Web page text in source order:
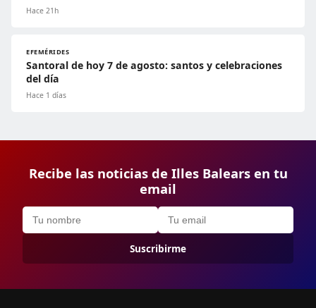
Hace 21h
EFEMÉRIDES
Santoral de hoy 7 de agosto: santos y celebraciones
del día
Hace 1 días
Recibe las noticias de Illes Balears en tu
email
Suscribirme